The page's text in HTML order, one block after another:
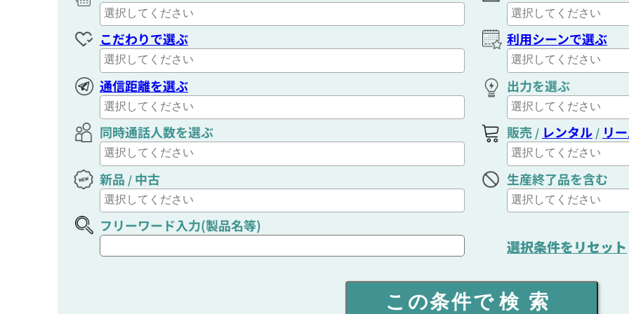
こだわりで選ぶ 利用シーンで選ぶ
通信距離を選ぶ 出力を選ぶ
同時通話人数を選ぶ 販売 / レンタル / リ
新品 / 中古 生産終了品を含む
フリーワード入力(製品名等)
選択条件をリセット
この条件で 検索